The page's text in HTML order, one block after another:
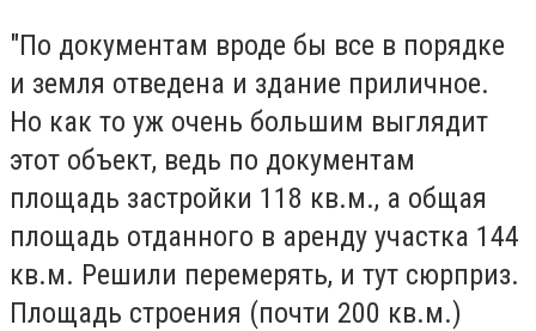
"По документам вроде бы все в порядке
и земля отведена и здание приличное.
Но как то уж очень большим выглядит
этот объект, ведь по документам
площадь застройки 118 кв.м., а общая
площадь отданного в аренду участка 144
кв.м. Решили перемерять, и тут сюрприз.
Площадь строения (почти 200 кв.м.)